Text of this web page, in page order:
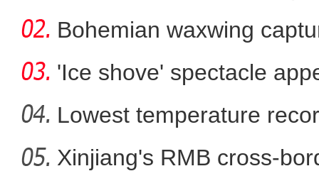
新疆喀拉托海湖现
Bohemian waxwing
'Ice shove' spectacle
Lowest temperature
Xinjiang's RMB cross-